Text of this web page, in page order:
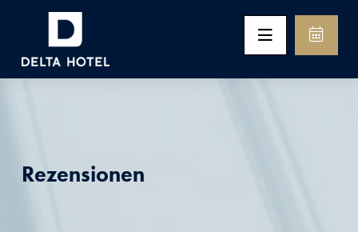
Rezensionen